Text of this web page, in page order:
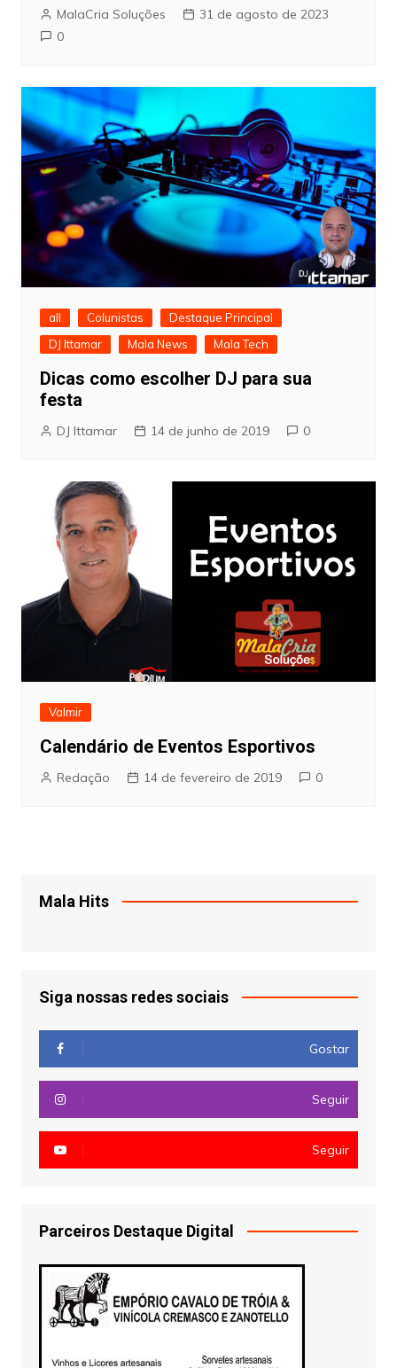
MalaCria Soluções
31 de agosto de 2023
0
all Colunistas
Destaque Principal
DJ Ittamar
Mala News Mala Tech
Dicas como escolher DJ para sua
festa
DJ Ittamar 14 de junho de 2019 0
Valmir
Calendário de Eventos Esportivos
Redação 14 de fevereiro de 2019 0
Mala Hits
Siga nossas redes sociais
Gostar
Seguir
Seguir
Parceiros Destaque Digital